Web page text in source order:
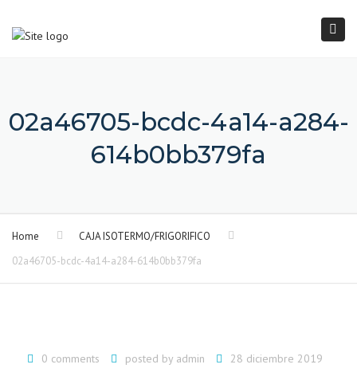
02a46705-bcdc-4a14-a284-
614b0bb379fa
Home
CAJA ISOTERMO/FRIGORIFICO
02a46705-bcdc-4a14-a284-614b0bb379fa
0 comments posted by admin 28 diciembre 2019